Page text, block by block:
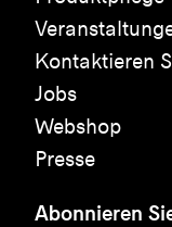
Kontaktieren
Jobs
Webshop
Presse
Abonnieren